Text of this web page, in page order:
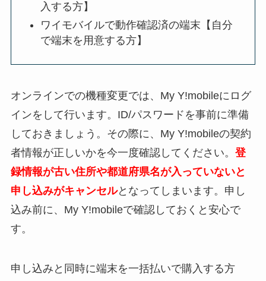
入する方】
ワイモバイルで動作確認済の端末【自分
で端末を用意する方】
オンラインでの機種変更では、My Y!mobileにログ
インをして行います。ID/パスワードを事前に準備
しておきましょう。その際に、My Y!mobileの契約
者情報が正しいかを今一度確認してください。 登
録情報が古い住所や都道府県名が入っていないと
申し込みがキャンセルとなってしまいます。申し
込み前に、My Y!mobileで確認しておくと安心で
す。
申し込みと同時に端末を一括払いで購入する方